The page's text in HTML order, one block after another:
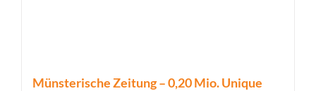
Münsterische Zeitung – 0,20 Mio. Unique